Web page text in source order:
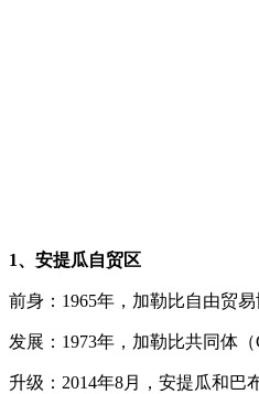
1、安提瓜自贸区
前身：1965年，加勒比自由贸
发展：1973年，加勒比共同体
升级：2014年8月，安提瓜和